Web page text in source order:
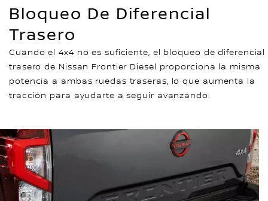
Bloqueo De Diferencial
Trasero
Cuando el 4x4 no es suficiente, el bloqueo de diferencial
trasero de Nissan Frontier Diesel proporciona la misma
potencia a ambas ruedas traseras, lo que aumenta la
tracción para ayudarte a seguir avanzando.